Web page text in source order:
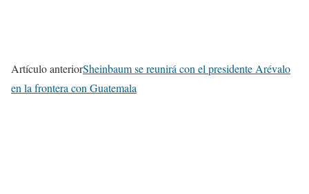
Artículo anteriorSheinbaum se reunirá con el presidente Arévalo
en la frontera con Guatemala